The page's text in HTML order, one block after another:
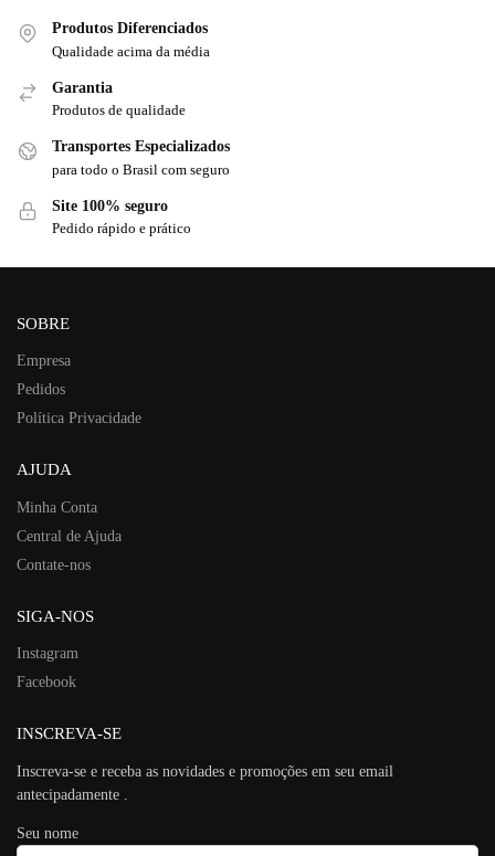
Produtos Diferenciados
Qualidade acima da média
Garantia
Produtos de qualidade
Transportes Especializados
para todo o Brasil com seguro
Site 100% seguro
Pedido rápido e prático
SOBRE
Empresa
Pedidos
Política Privacidade
AJUDA
Minha Conta
Central de Ajuda
Contate-nos
SIGA-NOS
Instagram
Facebook
INSCREVA-SE
Inscreva-se e receba as novidades e promoções em seu email
antecipadamente .
Seu nome